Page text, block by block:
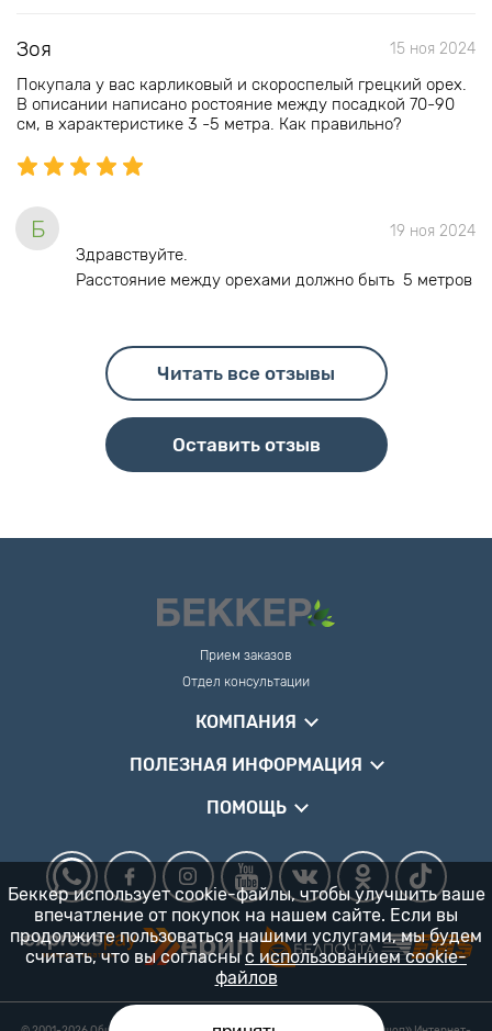
Зоя 15 ноя 2024
Покупала у вас карликовый и скороспелый грецкий орех.
В описании написано ростояние между посадкой 70-90
см, в характеристике 3 -5 метра. Как правильно?
Б 19 ноя 2024
Здравствуйте.
Расстояние между орехами должно быть 5 метров
Читать все отзывы
Оставить отзыв
Прием заказов
Отдел консультации
КОМПАНИЯ
ПОЛЕЗНАЯ ИНФОРМАЦИЯ
ПОМОЩЬ
Беккер использует cookie-файлы, чтобы улучшить ваше
впечатление от покупок на нашем сайте. Если вы
продолжите пользоваться нашими услугами, мы будем
считать, что вы согласны с использованием cookie-
файлов